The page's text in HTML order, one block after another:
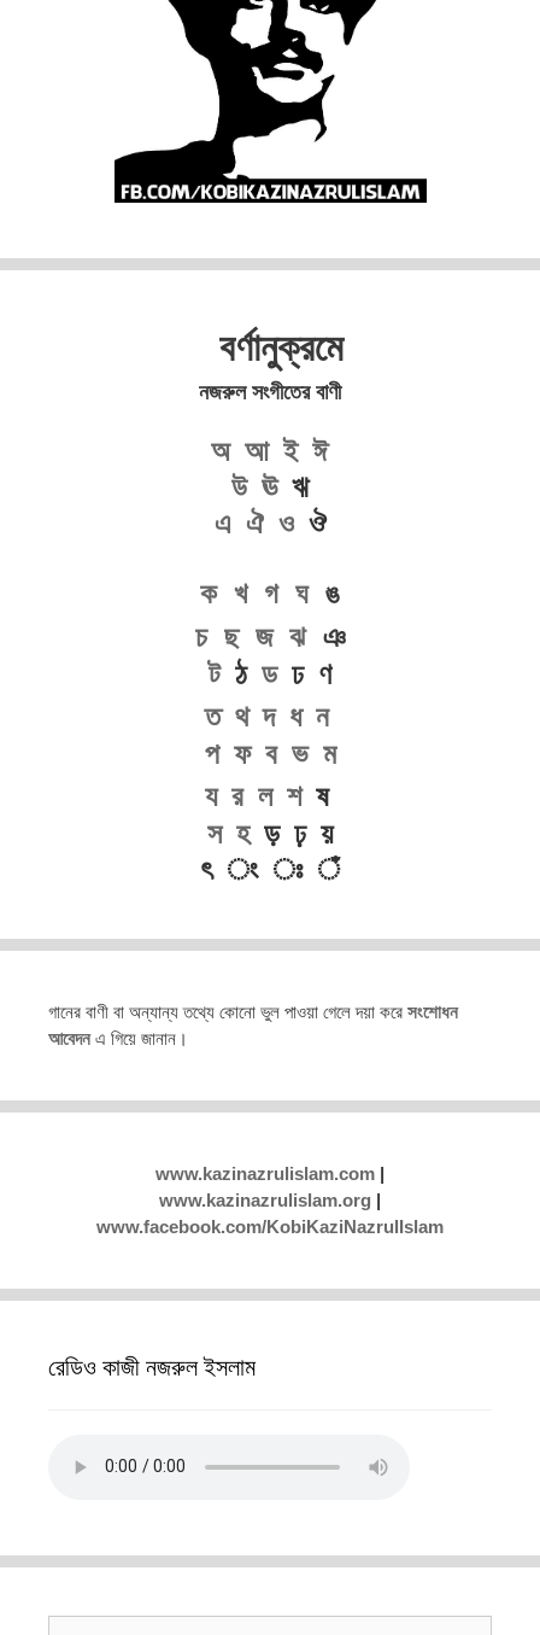
বর্ণানুক্রমে
নজরুল সংগীতের বাণী
অ আ ই ঈ
উ ঊঋ
এ ঐ ওঔ
ক খ গ ঘঙ
চ ছ জ ঝঞ
টঠ ডঢ ণ
ত থ দ ধ ন
প ফ ব ভ ম
য র ল শষ
স হড় ঢ় য়
ৎ ং ঃ ঁ
গানের বাণী বা অন্যান্য তথ্যে কোনো ভুল পাওয়া গেলে দয়া করে সংশোধন
আবেদনএ গিয়ে জানান।
www.kazinazrulislam.com |
www.kazinazrulislam.org |
www.facebook.com/KobiKaziNazrulIslam
রেডিও কাজী নজরুল ইসলাম